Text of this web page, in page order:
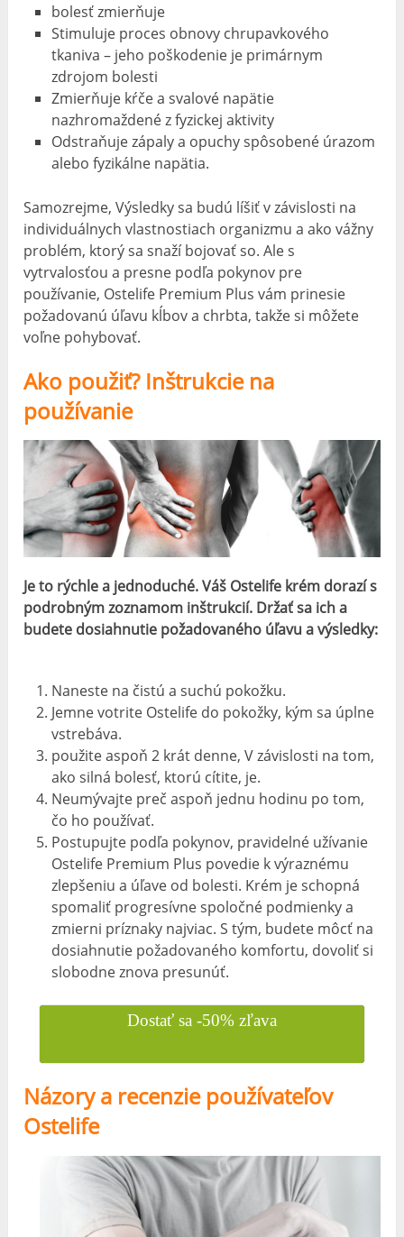
bolesť zmierňuje
Stimuluje proces obnovy chrupavkového
tkaniva – jeho poškodenie je primárnym
zdrojom bolesti
Zmierňuje kŕče a svalové napätie
nazhromaždené z fyzickej aktivity
Odstraňuje zápaly a opuchy spôsobené úrazom
alebo fyzikálne napätia.
Samozrejme, Výsledky sa budú líšiť v závislosti na
individuálnych vlastnostiach organizmu a ako vážny
problém, ktorý sa snaží bojovať so. Ale s
vytrvalosťou a presne podľa pokynov pre
používanie, Ostelife Premium Plus vám prinesie
požadovanú úľavu kĺbov a chrbta, takže si môžete
voľne pohybovať.
Ako použiť? Inštrukcie na
používanie
Je to rýchle a jednoduché. Váš Ostelife krém dorazí s
podrobným zoznamom inštrukcií. Držať sa ich a
budete dosiahnutie požadovaného úľavu a výsledky:
Naneste na čistú a suchú pokožku.
Jemne votrite Ostelife do pokožky, kým sa úplne
vstrebáva.
použite aspoň 2 krát denne, V závislosti na tom,
ako silná bolesť, ktorú cítite, je.
Neumývajte preč aspoň jednu hodinu po tom,
čo ho používať.
Postupujte podľa pokynov, pravidelné užívanie
Ostelife Premium Plus povedie k výraznému
zlepšeniu a úľave od bolesti. Krém je schopná
spomaliť progresívne spoločné podmienky a
zmierni príznaky najviac. S tým, budete môcť na
dosiahnutie požadovaného komfortu, dovoliť si
slobodne znova presunúť.
Dostať sa -50% zľava
Názory a recenzie používateľov
Ostelife